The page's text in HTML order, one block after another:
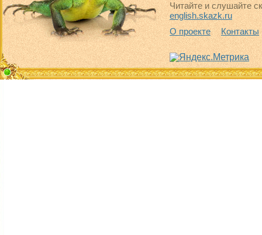
Читайте и слушайте
english.skazk.ru
О проекте
Контакты